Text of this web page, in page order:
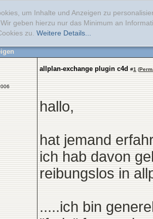
um Inhalte und Anzeigen zu
geben hierzu nur das Minimum an
zu. Weitere Details...
allplan-exchange plugin c4d #1 (
hallo,
hat jemand
ich hab davon
reibungslos in
.....ich bin